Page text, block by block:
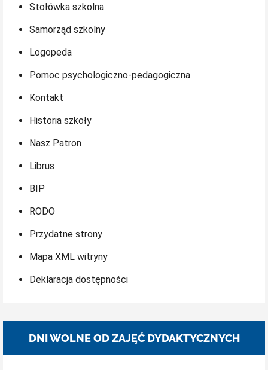
Stołówka szkolna
Samorząd szkolny
Logopeda
Pomoc psychologiczno-pedagogiczna
Kontakt
Historia szkoły
Nasz Patron
Librus
BIP
RODO
Przydatne strony
Mapa XML witryny
Deklaracja dostępności
DNI WOLNE OD ZAJĘĆ DYDAKTYCZNYCH